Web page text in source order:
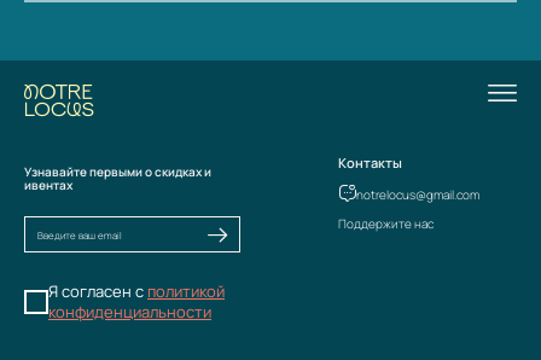
Узнавайте первыми о скидках и
ивентах
Я согласен с политикой
конфиденциальности
Контакты
notrelocus@gmail.com
Поддержите нас